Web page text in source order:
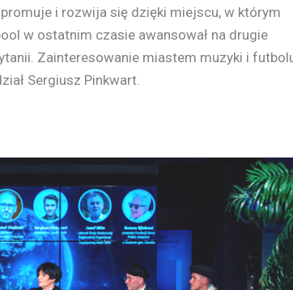
i rozwija się dzięki miejscu, w którym
w ostatnim czasie awansował na drugie
Zainteresowanie miastem muzyki i
Sergiusz Pinkwart.